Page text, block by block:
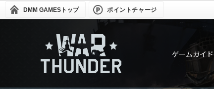
DMM GAMES トップ ポイントチャージ
ゲームガイド